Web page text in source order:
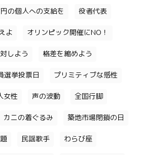
の個人への支給を 役者代表
よ オリンピック開催にNO！
しよう 格差を縮めよう
選挙投票日 プリミティブな感性
女性 声の波動 全国行脚
カニの着ぐるみ 築地市場閉鎖の日
民謡歌手 わらび座